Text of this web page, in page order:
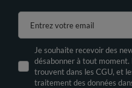
Entrez votre email
Je souhaite recevoir des
désabonner à tout moment.
trouvent dans les CGU, et
traitement des données